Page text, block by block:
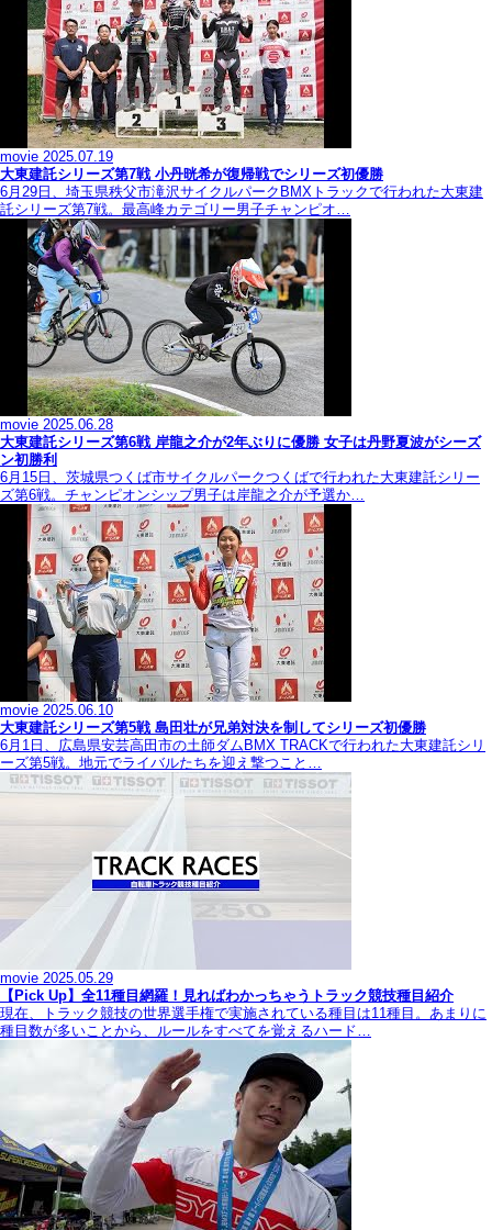
movie 2025.07.19
大東建託シリーズ第7戦 ⼩丹晄希が復帰戦でシリーズ初優勝
6月29日、埼玉県秩父市滝沢サイクルパークBMXトラックで行われた大東建
託シリーズ第7戦。最高峰カテゴリー男子チャンピオ…
movie 2025.06.28
大東建託シリーズ第6戦 岸龍之介が2年ぶりに優勝 女子は丹野夏波がシーズ
ン初勝利
6月15日、茨城県つくば市サイクルパークつくばで行われた大東建託シリー
ズ第6戦。チャンピオンシップ男子は岸龍之介が予選か…
movie 2025.06.10
大東建託シリーズ第5戦 島田壮が兄弟対決を制してシリーズ初優勝
6月1日、広島県安芸高田市の土師ダムBMX TRACKで行われた大東建託シリ
ーズ第5戦。地元でライバルたちを迎え撃つこと…
movie 2025.05.29
【Pick Up】全11種目網羅！見ればわかっちゃうトラック競技種目紹介
現在、トラック競技の世界選手権で実施されている種目は11種目。あまりに
種目数が多いことから、ルールをすべてを覚えるハード…